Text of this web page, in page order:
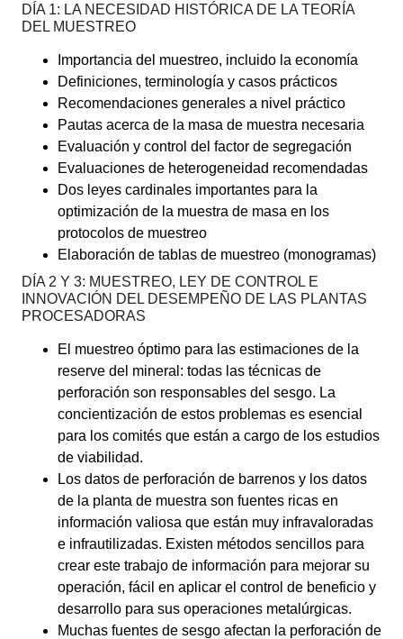
DÍA 1: LA NECESIDAD HISTÓRICA DE LA TEORÍA
DEL MUESTREO
Importancia del muestreo, incluido la economía
Definiciones, terminología y casos prácticos
Recomendaciones generales a nivel práctico
Pautas acerca de la masa de muestra necesaria
Evaluación y control del factor de segregación
Evaluaciones de heterogeneidad recomendadas
Dos leyes cardinales importantes para la
optimización de la muestra de masa en los
protocolos de muestreo
Elaboración de tablas de muestreo (monogramas)
DÍA 2 Y 3: MUESTREO, LEY DE CONTROL E
INNOVACIÓN DEL DESEMPEÑO DE LAS PLANTAS
PROCESADORAS
El muestreo óptimo para las estimaciones de la
reserve del mineral: todas las técnicas de
perforación son responsables del sesgo. La
concientización de estos problemas es esencial
para los comités que están a cargo de los estudios
de viabilidad.
Los datos de perforación de barrenos y los datos
de la planta de muestra son fuentes ricas en
información valiosa que están muy infravaloradas
e infrautilizadas. Existen métodos sencillos para
crear este trabajo de información para mejorar su
operación, fácil en aplicar el control de beneficio y
desarrollo para sus operaciones metalúrgicas.
Muchas fuentes de sesgo afectan la perforación de